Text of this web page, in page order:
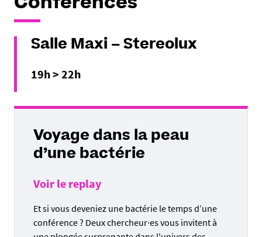
Conférences
Salle Maxi – Stereolux
19h > 22h
Voyage dans la peau
d’une bactérie
Voir le replay
Et si vous deveniez une bactérie le temps d’une
conférence ? Deux chercheur·es vous invitent à